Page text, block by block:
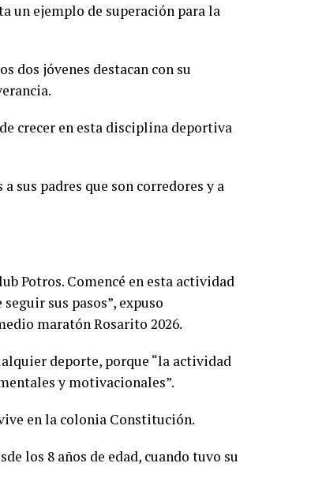
un ejemplo de superación para la
dos jóvenes destacan con su
crecer en esta disciplina deportiva
sus padres que son corredores y a
Potros. Comencé en esta actividad
sus pasos”, expuso
maratón Rosarito 2026.
deporte, porque “la actividad
y motivacionales”.
en la colonia Constitución.
los 8 años de edad, cuando tuvo su